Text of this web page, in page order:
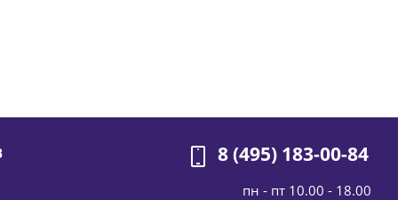
8 (495) 183-00-84
пн - пт 10.00 - 18.00